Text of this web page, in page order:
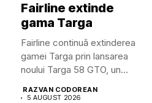
Fairline extinde
gama Targa
Fairline continuă extinderea
gamei Targa prin lansarea
noului Targa 58 GTO, un...
RAZVAN CODOREAN
5 AUGUST 2026